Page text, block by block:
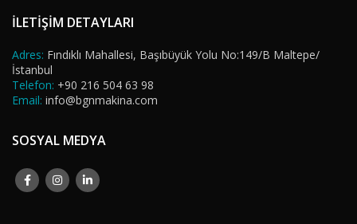
İLETİŞİM DETAYLARI
Adres: Fındıklı Mahallesi, Başıbüyük Yolu No:149/B Maltepe/
İstanbul
Telefon: +90 216 504 63 98
Email: info@bgnmakina.com
SOSYAL MEDYA